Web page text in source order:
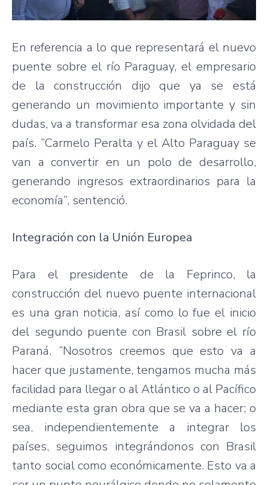
En referencia a lo que representará el nuevo
puente sobre el río Paraguay, el empresario
de la construcción dijo que ya se está
generando un movimiento importante y sin
dudas, va a transformar esa zona olvidada del
país. “Carmelo Peralta y el Alto Paraguay se
van a convertir en un polo de desarrollo,
generando ingresos extraordinarios para la
economía”, sentenció.
Integración con la Unión Europea
Para el presidente de la Feprinco, la
construcción del nuevo puente internacional
es una gran noticia, así como lo fue el inicio
del segundo puente con Brasil sobre el río
Paraná. “Nosotros creemos que esto va a
hacer que justamente, tengamos mucha más
facilidad para llegar o al Atlántico o al Pacífico
mediante esta gran obra que se va a hacer; o
sea, independientemente a integrar los
países, seguimos integrándonos con Brasil
tanto social como económicamente. Esto va a